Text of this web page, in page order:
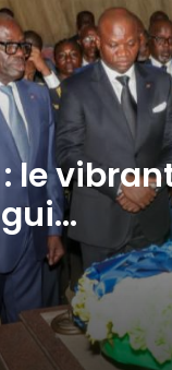
fêtes